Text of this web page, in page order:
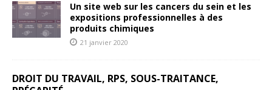
Un site web sur les cancers du sein et les
expositions professionnelles à des
produits chimiques
21 janvier 2020
DROIT DU TRAVAIL, RPS, SOUS-TRAITANCE,